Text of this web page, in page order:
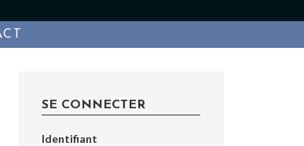
SE CONNECTER
Identifiant